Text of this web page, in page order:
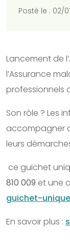
Posté le : 02/
Lancement de
l’Assurance
professionnels
Son rôle ? Les
accompagner
leurs
ce guichet
810 009 et une
guichet-
En savoir plus :